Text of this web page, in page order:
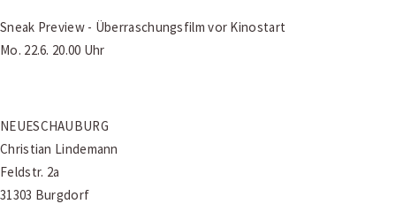
Sneak Preview - Überraschungsfilm vor Kinostart
Mo. 22.6. 20.00 Uhr
NEUESCHAUBURG
Christian Lindemann
Feldstr. 2a
31303 Burgdorf